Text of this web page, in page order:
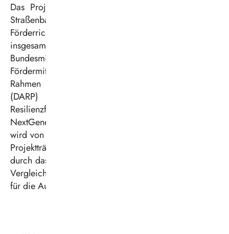
Das Projekt Brennstoffzellenbusse für die Vestische
Straßenbahnen GmbH wird im Rahmen der
Förderrichtlinie „Busse mit alternativen Antrieben“ mit
insgesamt 2,88 Millionen Euro durch das
Bundesministerium für Verkehr (BMV) gefördert.
Fördermittel dieser Maßnahme werden auch im
Rahmen des Deutschen Aufbau- und Resilienzplans
(DARP) über die europäischen Aufbau- und
Resilienzfazilitäten (ARF) im Programm
NextGenerationEU bereitgestellt. Die Förderrichtlinie
wird von der NOW GmbH koordiniert und durch den
Projektträger Jülich (PtJ) umgesetzt. Die Förderung
durch das BMDV deckt 80 Prozent der Mehrkosten im
Vergleich zum Kauf von Dieselfahrzeugen ab und galt
für die Ausschreibung von insgesamt zehn Bussen.